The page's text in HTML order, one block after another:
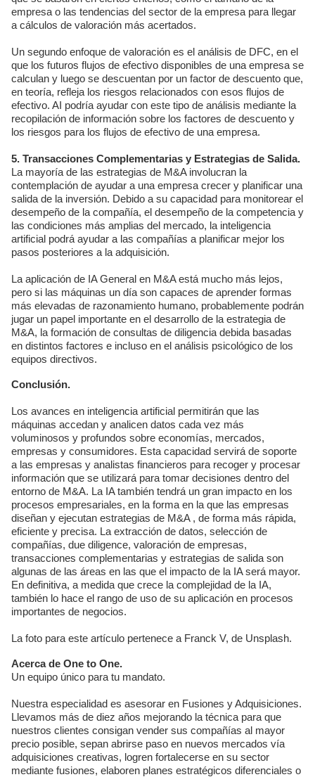
empresa o las tendencias del sector de la empresa para llegar
a cálculos de valoración más acertados.
Un segundo enfoque de valoración es el análisis de DFC, en el
que los futuros flujos de efectivo disponibles de una empresa se
calculan y luego se descuentan por un factor de descuento que,
en teoría, refleja los riesgos relacionados con esos flujos de
efectivo. AI podría ayudar con este tipo de análisis mediante la
recopilación de información sobre los factores de descuento y
los riesgos para los flujos de efectivo de una empresa.
5. Transacciones Complementarias y Estrategias de Salida.
La mayoría de las estrategias de M&A involucran la
contemplación de ayudar a una empresa crecer y planificar una
salida de la inversión. Debido a su capacidad para monitorear el
desempeño de la compañía, el desempeño de la competencia y
las condiciones más amplias del mercado, la inteligencia
artificial podrá ayudar a las compañías a planificar mejor los
pasos posteriores a la adquisición.
La aplicación de IA General en M&A está mucho más lejos,
pero si las máquinas un día son capaces de aprender formas
más elevadas de razonamiento humano, probablemente podrán
jugar un papel importante en el desarrollo de la estrategia de
M&A, la formación de consultas de diligencia debida basadas
en distintos factores e incluso en el análisis psicológico de los
equipos directivos.
Conclusión.
Los avances en inteligencia artificial permitirán que las
máquinas accedan y analicen datos cada vez más
voluminosos y profundos sobre economías, mercados,
empresas y consumidores. Esta capacidad servirá de soporte
a las empresas y analistas financieros para recoger y procesar
información que se utilizará para tomar decisiones dentro del
entorno de M&A. La IA también tendrá un gran impacto en los
procesos empresariales, en la forma en la que las empresas
diseñan y ejecutan estrategias de M&A , de forma más rápida,
eficiente y precisa. La extracción de datos, selección de
compañías, due diligence, valoración de empresas,
transacciones complementarias y estrategias de salida son
algunas de las áreas en las que el impacto de la IA será mayor.
En definitiva, a medida que crece la complejidad de la IA,
también lo hace el rango de uso de su aplicación en procesos
importantes de negocios.
La foto para este artículo pertenece a Franck V, de Unsplash.
Acerca de One to One.
Un equipo único para tu mandato.
Nuestra especialidad es asesorar en Fusiones y Adquisiciones.
Llevamos más de diez años mejorando la técnica para que
nuestros clientes consigan vender sus compañías al mayor
precio posible, sepan abrirse paso en nuevos mercados vía
adquisiciones creativas, logren fortalecerse en su sector
mediante fusiones, elaboren planes estratégicos diferenciales o